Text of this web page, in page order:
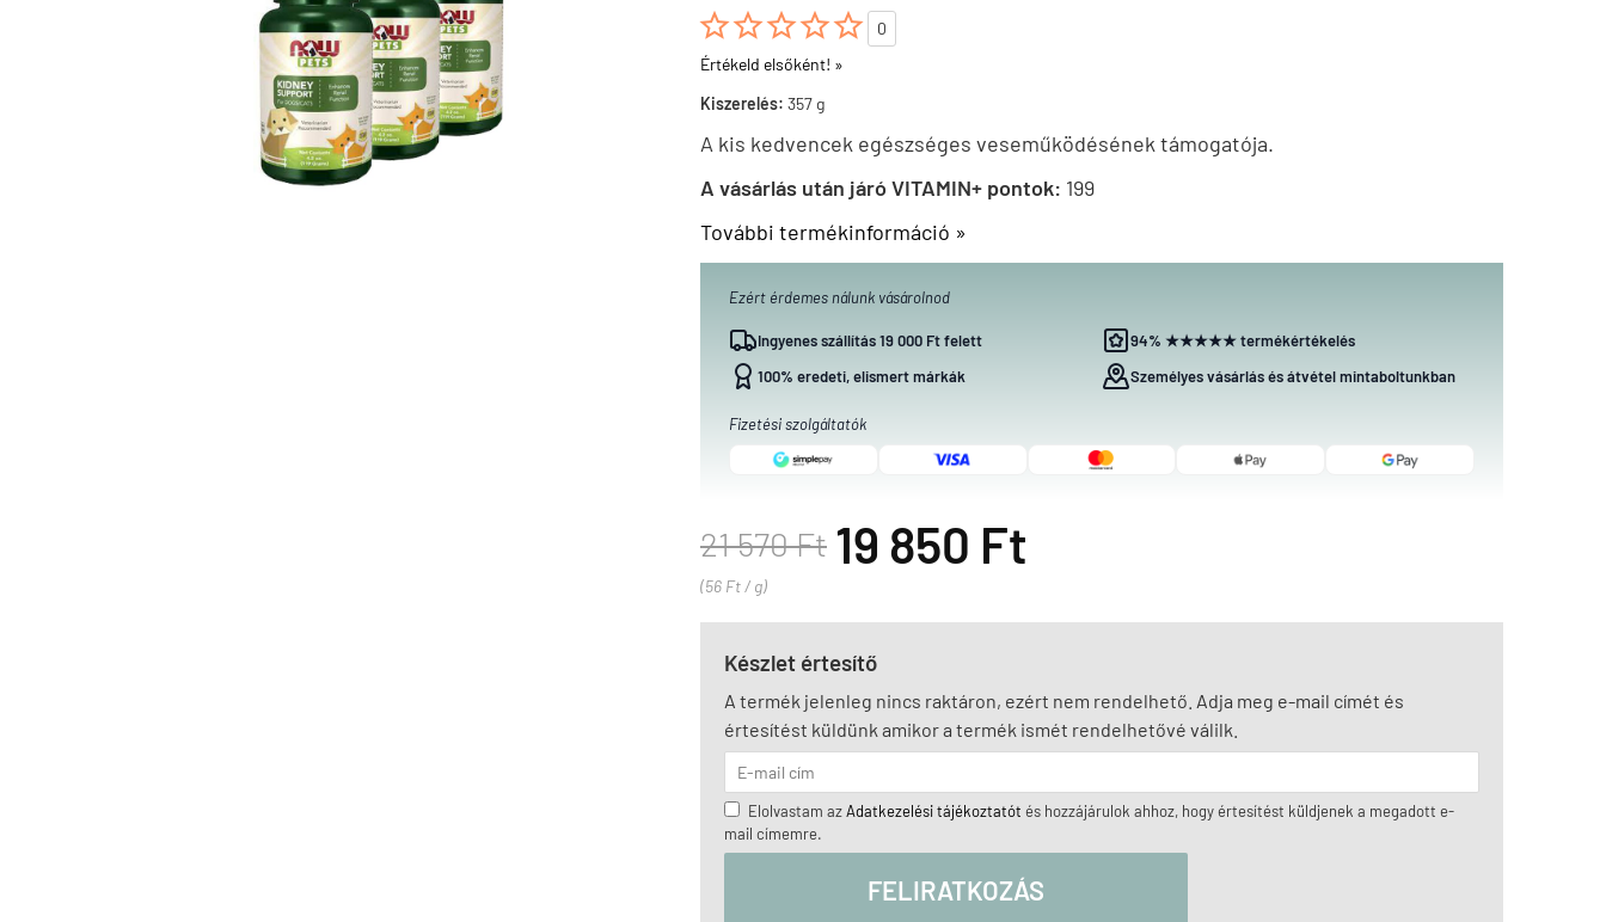

0
Értékeld elsőként! »
Kiszerelés: 357 g
A kis kedvencek egészséges veseműködésének támogatója.
A vásárlás után járó VITAMIN+ pontok: 199
További termékinformáció »
Ezért érdemes nálunk vásárolnod
Ingyenes szállítás 19 000 Ft felett
94% ★★★★★ termékértékelés
100% eredeti, elismert márkák
Személyes vásárlás és átvétel mintaboltunkban
Fizetési szolgáltatók
21 570 Ft 19 850 Ft
(56 Ft / g)
Készlet értesítő
A termék jelenleg nincs raktáron, ezért nem rendelhető. Adja meg e-mail címét és
értesítést küldünk amikor a termék ismét rendelhetővé válilk.
Elolvastam azAdatkezelési tájékoztatót és hozzájárulok ahhoz, hogy értesítést küldjenek a megadott e-
mail címemre.
FELIRATKOZÁS